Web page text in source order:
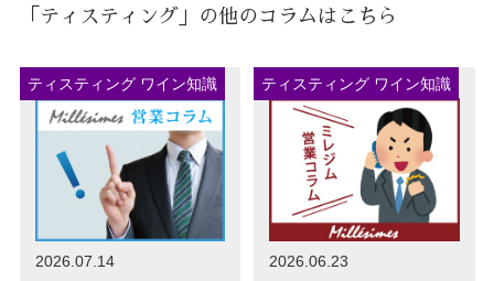
「ティスティング」の他のコラムはこちら
ティスティング ワイン知識
2026.07.14
ティスティング ワイン知識
2026.06.23